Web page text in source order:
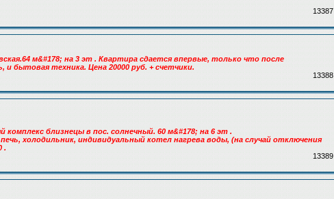
13387
м&#178; на 3 эт . Квартира сдается впервые, только что после
бытовая техника. Цена 20000 руб. + счетчики.
13388
близнецы в пос. солнечный. 60 м&#178; на 6 эт .
холодильник, индивидуальный котел нагрева воды, (на случай отключения
.
13389